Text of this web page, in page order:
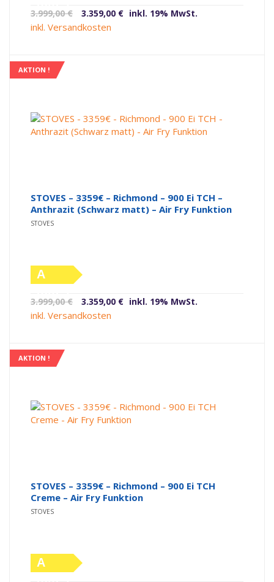
Label)
3.999,00€
Ursprünglicher
Preis
3.359,00 € Aktueller
inkl. 19% MwSt.
inkl. Versandkosten
AKTION !
STOVES – 3359€ – Richmond – 900 Ei TCH –
Anthrazit (Schwarz matt) – Air Fry Funktion
STOVES
A
Label)
3.999,00€
Ursprünglicher
Preis
3.359,00 € Aktueller
inkl. 19% MwSt.
inkl. Versandkosten
AKTION !
STOVES – 3359€ – Richmond – 900 Ei TCH
Creme – Air Fry Funktion
STOVES
A